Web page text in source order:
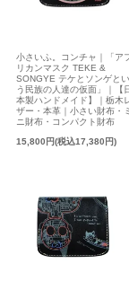
小さいふ。コンチャ｜「ア
リカンマスク TEKE &
SONGYE テケとソンゲとい
う民族の人達の仮面」｜【
本製ハンドメイド】｜栃木
ザー・本革｜小さい財布・ミ
ニ財布・コンパクト財布
15,800円(税込17,380円)